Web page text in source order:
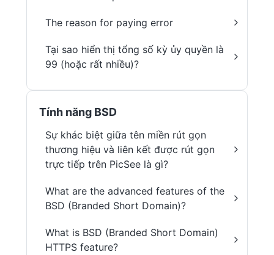
The reason for paying error
Tại sao hiển thị tổng số kỳ ủy quyền là
99 (hoặc rất nhiều)?
Tính năng BSD
Sự khác biệt giữa tên miền rút gọn
thương hiệu và liên kết được rút gọn
trực tiếp trên PicSee là gì?
What are the advanced features of the
BSD (Branded Short Domain)?
What is BSD (Branded Short Domain)
HTTPS feature?